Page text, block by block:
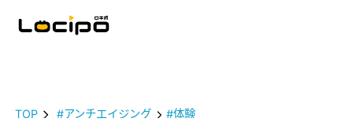
TOP #アンチエイジング #体験